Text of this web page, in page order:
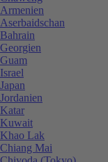
Armenien
Aserbaidschan
Bahrain
Georgien
Guam
Israel
Japan
Jordanien
Katar
Kuwait
Khao Lak
Chiang Mai